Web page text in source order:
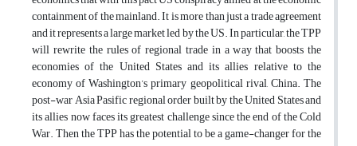
containment of the mainland. It is more than just a trade agreement
and it represents a large market led by the US. In particular, the TPP
will rewrite the rules of regional trade in a way that boosts the
economies of the United States and its allies relative to the
economy of Washington’s primary geopolitical rival, China. The
post-war Asia Pasific regional order built by the United States and
its allies now faces its greatest challenge since the end of the Cold
War. Then the TPP has the potential to be a game-changer for the